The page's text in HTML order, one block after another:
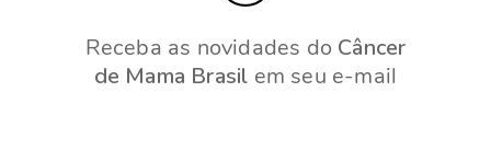
Receba as novidades do Câncer
de Mama Brasil em seu e-mail